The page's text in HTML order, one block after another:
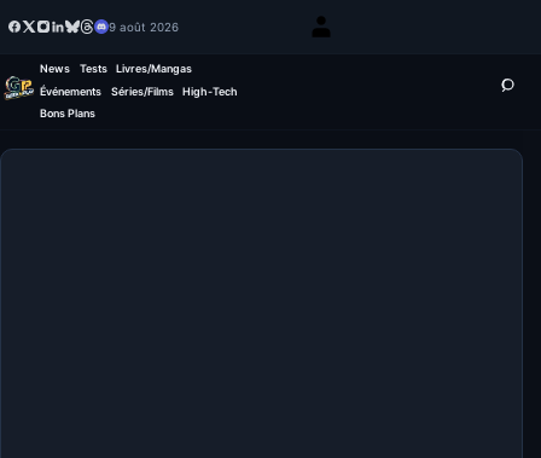
9 août 2026
News Tests
Livres/Mangas
Événements
Séries/Films
High-Tech
Bons Plans